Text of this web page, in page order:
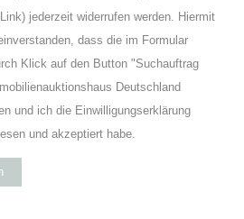
jederzeit widerrufen werden. Hiermit
dass die im Formular
Klick auf den Button "Suchauftrag
Deutschland
und ich die Einwilligungserklärung
und akzeptiert habe.